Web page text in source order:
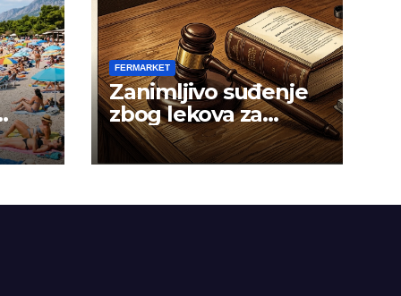
FERMARKET
Zanimljivo suđenje
zbog lekova za
gojaznost